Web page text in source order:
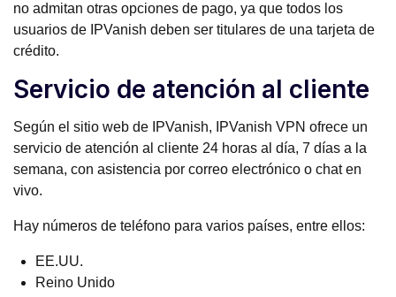
no admitan otras opciones de pago, ya que todos los
usuarios de IPVanish deben ser titulares de una tarjeta de
crédito.
Servicio de atención al cliente
Según el sitio web de IPVanish, IPVanish VPN ofrece un
servicio de atención al cliente 24 horas al día, 7 días a la
semana, con asistencia por correo electrónico o chat en
vivo.
Hay números de teléfono para varios países, entre ellos:
EE.UU.
Reino Unido